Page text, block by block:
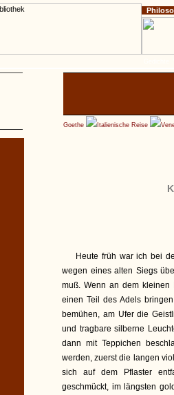
Goethe Italienische Reise
Heute früh war ich bei
wegen eines alten Siegs
muß. Wenn an dem kleinen
einen Teil des Adels
bemühen, am Ufer die
und tragbare silberne
dann mit Teppichen
werden, zuerst die langen
sich auf dem Pflaster
geschmückt, im längsten